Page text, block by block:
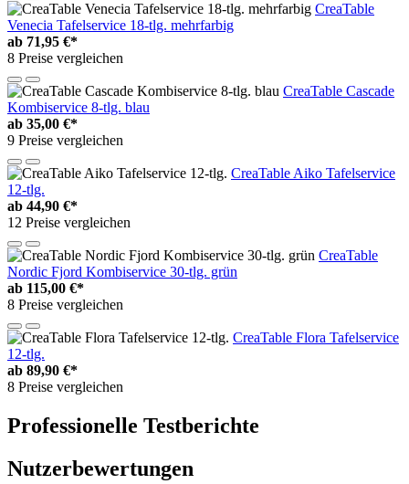
CreaTable
Venecia Tafelservice 18-tlg. mehrfarbig
ab 71,95 €*
8 Preise vergleichen
CreaTable Cascade
Kombiservice 8-tlg. blau
ab 35,00 €*
9 Preise vergleichen
CreaTable Aiko Tafelservice
12-tlg.
ab 44,90 €*
12 Preise vergleichen
CreaTable
Nordic Fjord Kombiservice 30-tlg. grün
ab 115,00 €*
8 Preise vergleichen
CreaTable Flora Tafelservice
12-tlg.
ab 89,90 €*
8 Preise vergleichen
Professionelle Testberichte
Nutzerbewertungen